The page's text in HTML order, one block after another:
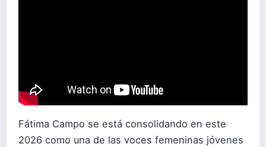
Fátima Campo se está consolidando en este
2026 como una de las voces femeninas jóvenes